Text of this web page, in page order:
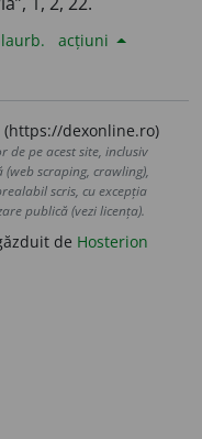
acțiuni
dexonline.ro)
de pe acest site, inclusiv
scraping, crawling),
scris, cu excepția
publică (vezi licența).
de Hosterion